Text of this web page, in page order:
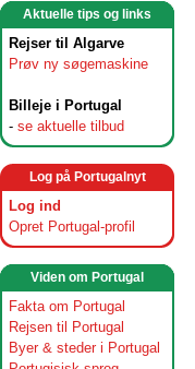
Aktuelle tips og links
Rejser til Algarve
Prøv ny søgemaskine
Billeje i Portugal
- se aktuelle tilbud
Log på Portugalnyt
Log ind
Opret Portugal-profil
Viden om Portugal
Fakta om Portugal
Rejsen til Portugal
Byer & steder i Portugal